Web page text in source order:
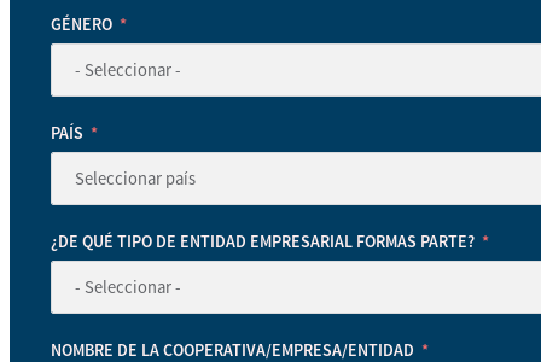
GÉNERO
PAÍS
¿DE QUÉ TIPO DE ENTIDAD EMPRESARIAL FORMAS PARTE?
NOMBRE DE LA COOPERATIVA/EMPRESA/ENTIDAD